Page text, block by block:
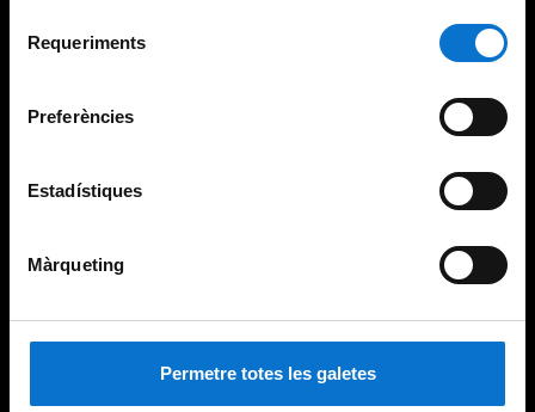
consultar laPolítica de galetes del lloc web de la
Requeriments
Preferències
Estadístiques
Màrqueting
Permetre totes les galetes